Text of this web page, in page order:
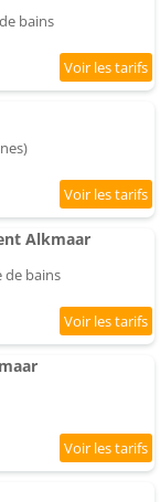
bains
Alkmaar
de bains